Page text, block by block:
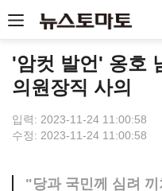
'암컷 발언' 옹호
의원장직 사의
입력: 2023-11-24 11:00:58
수정: 2023-11-24 11:00:58
"당과 국민께 심려